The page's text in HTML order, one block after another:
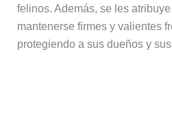
felinos. Además, se les
mantenerse firmes y valientes
protegiendo a sus dueños y